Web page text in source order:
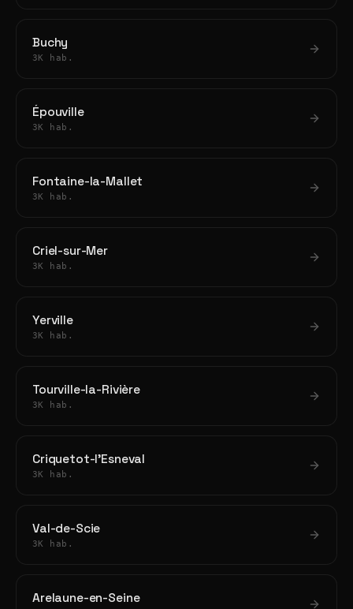
Buchy
3K hab.
Épouville
3K hab.
Fontaine-la-Mallet
3K hab.
Criel-sur-Mer
3K hab.
Yerville
3K hab.
Tourville-la-Rivière
3K hab.
Criquetot-l'Esneval
3K hab.
Val-de-Scie
3K hab.
Arelaune-en-Seine